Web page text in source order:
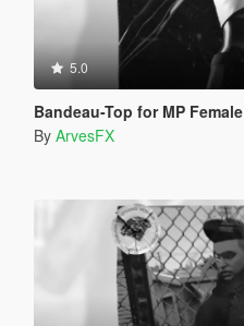
5.0
Bandeau-Top for MP Female
By ArvesFX